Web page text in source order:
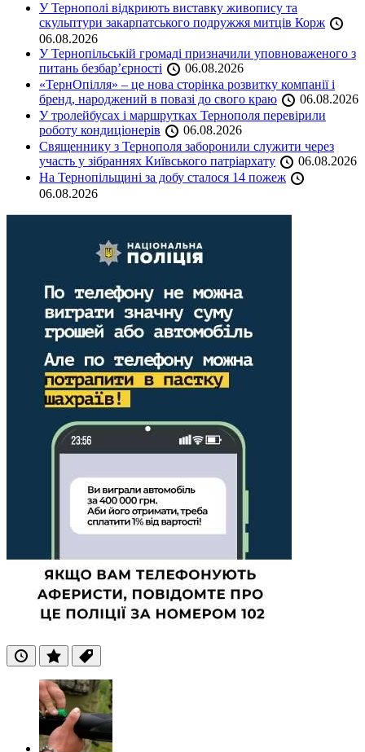
У Тернополі відкриють виставку живопису та
скульптури закарпатського подружжя митців Корж
06.08.2026
У Тернопільській громаді призначили уповноваженого з
питань безбар’єрності
06.08.2026
«ТернОпілля» – це нова сторінка розвитку компанії і
бренд, народжений в повазі до свого краю
06.08.2026
У тролейбусах і маршрутках Тернополя перевірили
роботу кондиціонерів
06.08.2026
Священнику з Тернополя заборонили служити через
участь у зібраннях Київського патріархату
06.08.2026
На Тернопільщині за добу сталося 14 пожеж
06.08.2026
ОстанніПопулярні
Теги